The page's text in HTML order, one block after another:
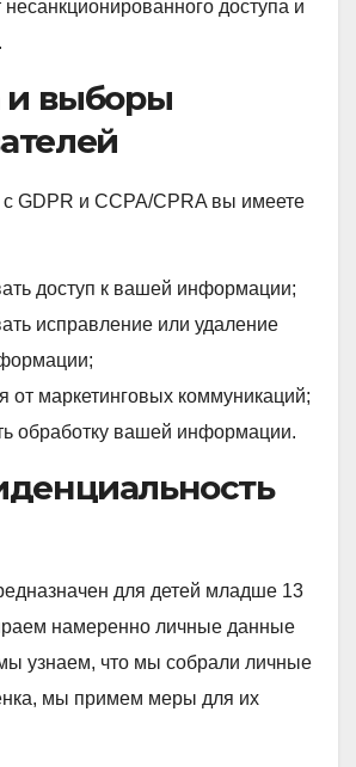
доступа и
и выборы
с GDPR и CCPA/CPRA вы имеете
доступ к вашей информации;
исправление или удаление
от маркетинговых коммуникаций;
обработку вашей информации.
для детей младше 13
намеренно личные данные
узнаем, что мы собрали личные
мы примем меры для их